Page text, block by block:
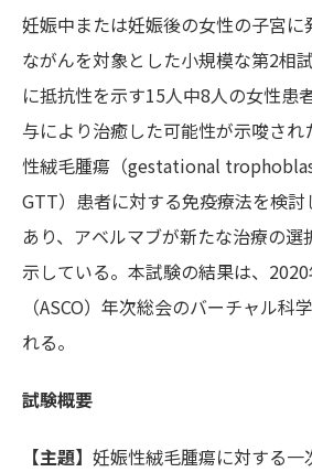
妊娠中または妊娠後の女性の子宮
ながんを対象とした小規模な第2相
に抵抗性を示す15人中8人の女性患
与により治癒した可能性が示唆さ
性絨毛腫瘍（gestational
GTT）患者に対する免疫療法を検
あり、アベルマブが新たな治療の選
示している。本試験の結果は、
（ASCO）年次総会のバーチャル科
れる。
試験概要
【主題】 妊娠性絨毛腫瘍に対する一